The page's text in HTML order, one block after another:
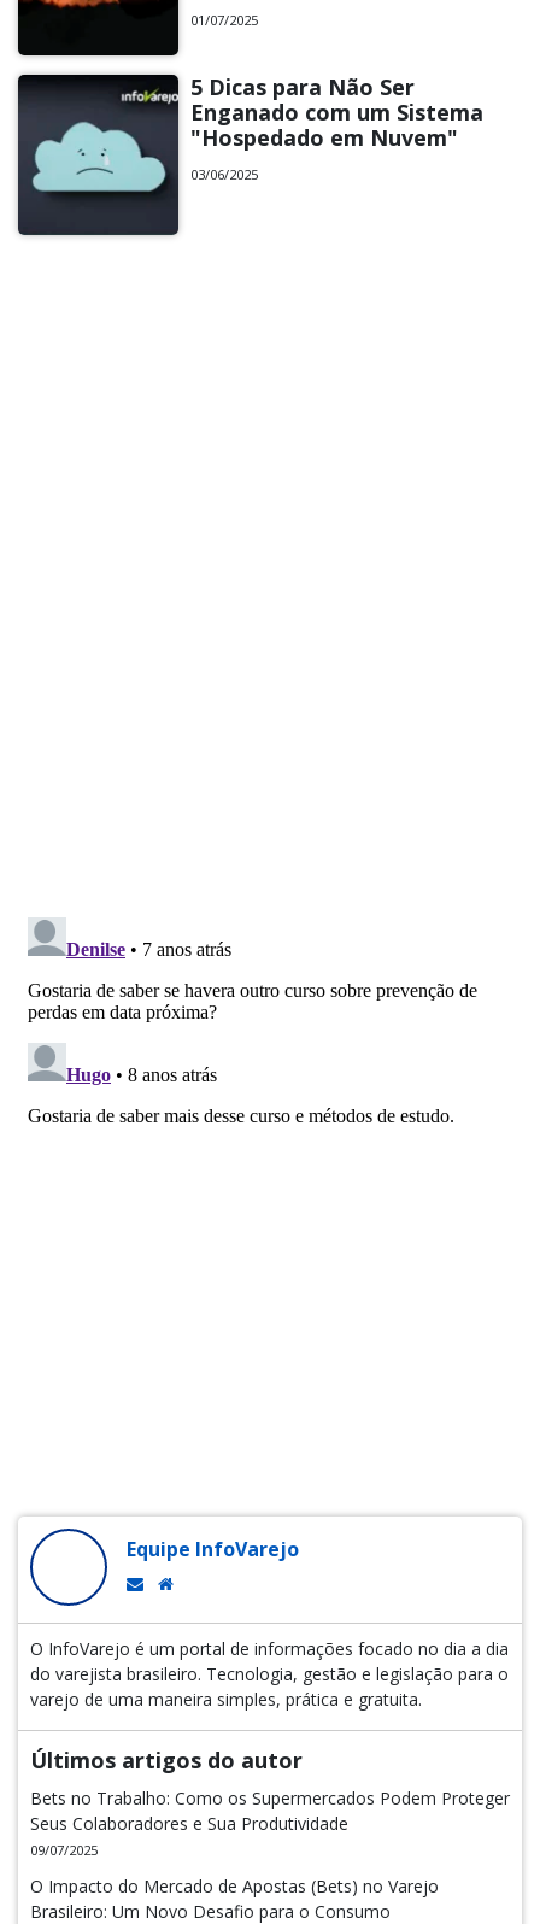
01/07/2025
5 Dicas para Não Ser
Enganado com um Sistema
"Hospedado em Nuvem"
03/06/2025
Equipe InfoVarejo
O InfoVarejo é um portal de informações focado no dia a dia
do varejista brasileiro. Tecnologia, gestão e legislação para o
varejo de uma maneira simples, prática e gratuita.
Últimos artigos do autor
Bets no Trabalho: Como os Supermercados Podem Proteger
Seus Colaboradores e Sua Produtividade
09/07/2025
O Impacto do Mercado de Apostas (Bets) no Varejo
Brasileiro: Um Novo Desafio para o Consumo